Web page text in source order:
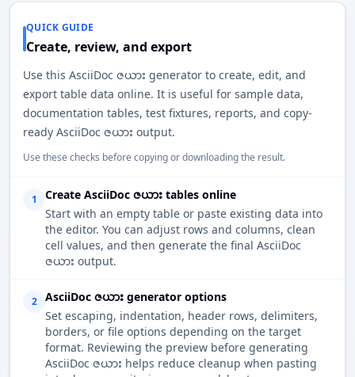
QUICK GUIDE
Create, review, and export
Use this AsciiDoc ဇယား generator to create, edit, and
export table data online. It is useful for sample data,
documentation tables, test fixtures, reports, and copy-
ready AsciiDoc ဇယား output.
Use these checks before copying or downloading the result.
1
Create AsciiDoc ဇယား tables online
Start with an empty table or paste existing data into
the editor. You can adjust rows and columns, clean
cell values, and then generate the final AsciiDoc
ဇယား output.
2
AsciiDoc ဇယား generator options
Set escaping, indentation, header rows, delimiters,
borders, or file options depending on the target
format. Reviewing the preview before generating
AsciiDoc ဇယား helps reduce cleanup when pasting